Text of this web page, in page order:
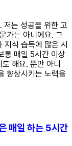
저는 성공을 위한 고
가는 아니에요. 그
식 습득에 많은 시
통 매일 5시간 이상
해요. 뿐만 아니
향상시키는 노력을
매일 하는 5시간